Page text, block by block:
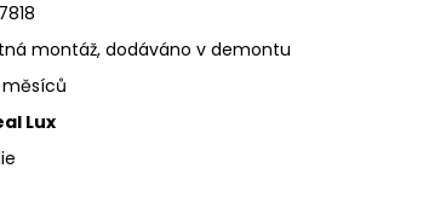
montáž, dodáváno v demontu
Lux